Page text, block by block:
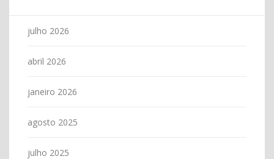
julho 2026
abril 2026
janeiro 2026
agosto 2025
julho 2025